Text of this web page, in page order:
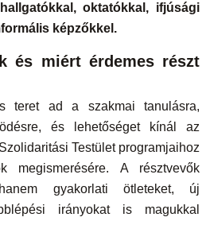
oktatókkal, ifjúsági
képzőkkel.
és miért érdemes részt
teret ad a szakmai tanulásra,
és lehetőséget kínál az
Testület programjaihoz
megismerésére. A résztvevők
gyakorlati ötleteket, új
irányokat is magukkal